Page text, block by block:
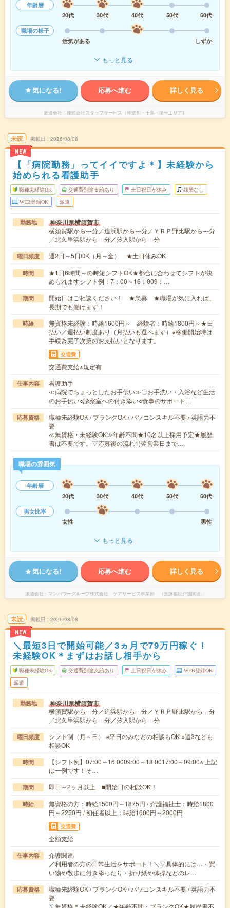
年齢層
20代
30代 40代 50代
60代
職場の様子
活気がある
しずか
もっと見る
気になる! 応募へ進む 詳しく見る
派遣会社 株式会社スタッフサービス（神奈川・千葉・埼玉エリア）
未読
NEW
掲載日 2026/08/08
【「病院勤務」ってイイですよ＊】未経験から
始められる看護助手
職種未経験OK 交通費別途支給あり 土日祝日が休み 残業なし
WEB登録OK 派遣
勤務地 神奈川県横須賀市
横須賀駅から---分／追浜駅から---分／ＹＲＰ野比駅から---分
／北久里浜駅から---分／汐入駅から---分
曜日頻度 週2日～5日OK（月～金） ★土日休みOK
時間
★1日6時間～の時短シフトOK★都合に合わせてシフトが決
められますシフト例：7：00～16：009：…
期間
開始日はご相談ください！ ★急募 ★職場が気に入れば、
長期でも働けます！
時給
無資格未経験：時給1600円～ 経験者：時給1800円～★日
払い／週払い制度あり（月払いも選べます）※稼働開始時は
手続き完了次第のお支払いとなります。
交通費
交通費支給※規定有
仕事内容
看護助手
≪病院でちょっとしたお手伝い≫〇お手洗い・入浴など生活
のお手伝い○診察室への付き添い○食事のサポート…
応募資格
職種未経験OK / ブランクOK / パソコンスキル不要 / 英語力不
要
≪無資格・未経験OK≫年齢不問★10名以上採用予定★履歴
書は不要です。▽応募後の流れ1)翌営業日まで…
職場の雰囲気
年齢層
20代
30代 40代 50代
60代
男女比率
女性
男性
もっと見る
気になる! 応募へ進む 詳しく見る
派遣会社 マンパワーグループ株式会社 ケアサービス事業部 （医療福祉介護関連）
未読
NEW
掲載日 2026/08/08
＼最短3日で開始可能／3ヵ月で79万円稼ぐ！
未経験OK＊まずはお話し相手から
職種未経験OK 交通費別途支給あり 土日祝日が休み WEB登録OK
派遣
勤務地 神奈川県横須賀市
横須賀駅から---分／追浜駅から---分／ＹＲＰ野比駅から---分
／北久里浜駅から---分／汐入駅から---分
曜日頻度
シフト制（月～日） ※平日のみなどの相談もOK ※週3なども
相談OK
時間
【シフト例】07:00～16:0009:00～18:0017:00～09:00※ 上記
は一例です！そ…
期間 即日～2ヶ月以上 ■開始日の相談OK！
時給
無資格の方：時給1500円～1875円 / 介護福祉士：時給1800
円～2250円 / 初任者以上：時給1600円～2000円
交通費
全額支給
仕事内容
介護関連
／利用者の方の日常生活をサポート！＼▽具体的には…・買
い物や散歩に付き添ったり・折り紙や体操などのレ…
応募資格
職種未経験OK / ブランクOK / パソコンスキル不要 / 英語力不
要